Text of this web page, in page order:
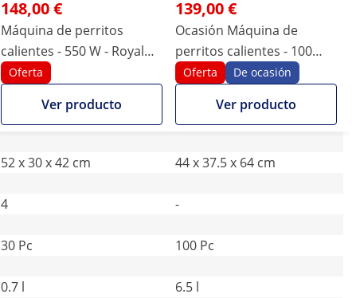
148,00 €
Máquina de perritos
calientes - 550 W - Royal
Catering - 4 barras
calefactadas
Oferta
Ver producto
139,00 €
Ocasión Máquina de
perritos calientes - 100
salchichas - 25 panecillos -
1.000 W
Oferta De ocasión
Ver producto
52 x 30 x 42 cm
44 x 37.5 x 64 cm
4
-
30 Pc
100 Pc
0.7 l
6.5 l